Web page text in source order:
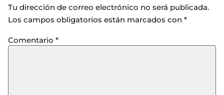
Tu dirección de correo electrónico no será publicada.
Los campos obligatorios están marcados con *
Comentario *